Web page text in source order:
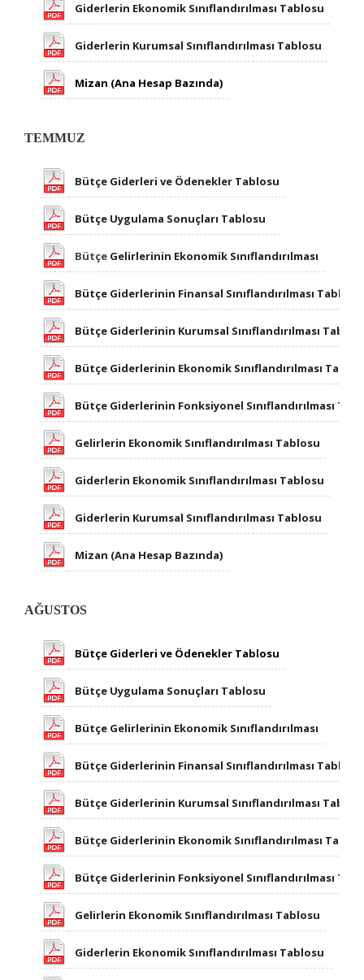
Giderlerin Ekonomik Sınıflandırılması Tablosu​
Giderlerin Kurumsal Sınıflandırılması Tablosu
Mizan (Ana Hesap Bazında)
TEMMUZ
Bütçe Giderleri ve Ödenekler Tablosu
Bütçe Uygulama Sonuçları Tablosu
Bütçe Gelirlerinin Ekonomik Sınıflandırılması
Bütçe Giderlerinin Finansal Sınıflandırılması Tablosu
Bütçe Giderlerinin Kurumsal Sınıflandırılması
Bütçe Giderlerinin Ekonomik Sınıflandırılması
Bütçe Giderlerinin Fonksiyonel Sınıflandırılması
Gelirlerin Ekonomik Sınıflandırılması Tablosu
Giderlerin Ekonomik Sınıflandırılması Tablosu​
Giderlerin Kurumsal Sınıflandırılması Tablosu
Mizan (Ana Hesap Bazında)
AĞUSTOS
Bütçe Giderleri ve Ödenekler Tablosu
Bütçe Uygulama Sonuçları Tablosu
Bütçe Gelirlerinin Ekonomik Sınıflandırılması
Bütçe Giderlerinin Finansal Sınıflandırılması Tablosu
Bütçe Giderlerinin Kurumsal Sınıflandırılması
Bütçe Giderlerinin Ekonomik Sınıflandırılması
Bütçe Giderlerinin Fonksiyonel Sınıflandırılması
Gelirlerin Ekonomik Sınıflandırılması Tablosu
Giderlerin Ekonomik Sınıflandırılması Tablosu ​